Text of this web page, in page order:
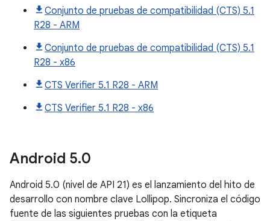
Conjunto de pruebas de compatibilidad (CTS) 5.1
R28 - ARM
Conjunto de pruebas de compatibilidad (CTS) 5.1
R28 - x86
CTS Verifier 5.1 R28 - ARM
CTS Verifier 5.1 R28 - x86
Android 5.0
Android 5.0 (nivel de API 21) es el lanzamiento del hito de
desarrollo con nombre clave Lollipop. Sincroniza el código
fuente de las siguientes pruebas con la etiqueta